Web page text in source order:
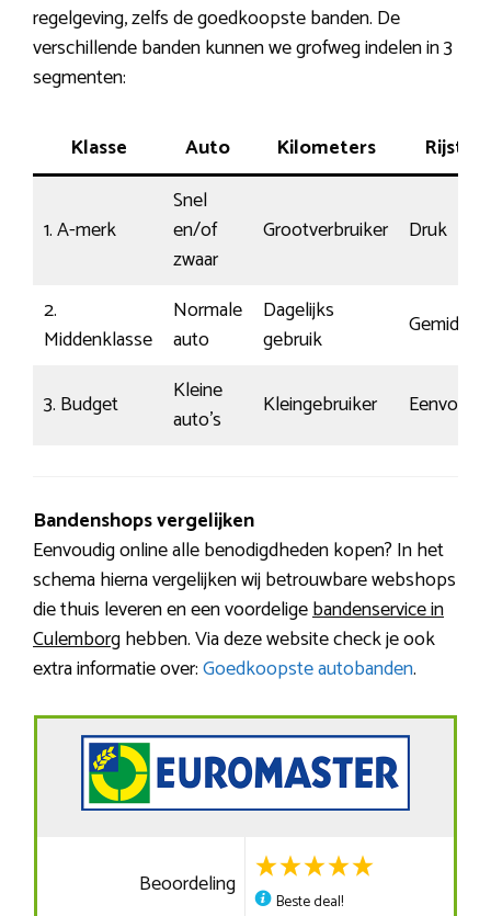
regelgeving, zelfs de goedkoopste banden. De
verschillende banden kunnen we grofweg indelen in 3
segmenten:
Klasse Auto Kilometers Rijstijl
1. A-merk
Snel
en/of
zwaar
Grootverbruiker Druk
2.
Middenklasse
Normale
auto
Dagelijks
gebruik
3. Budget
Kleine
auto’s
Kleingebruiker Eenvoudig
Bandenshops vergelijken
Eenvoudig online alle benodigdheden kopen? In het
schema hierna vergelijken wij betrouwbare webshops
die thuis leveren en een voordeligebandenservice in
Culemborghebben. Via deze website check je ook
extra informatie over:Goedkoopste autobanden.
Beoordeling
Beste deal!